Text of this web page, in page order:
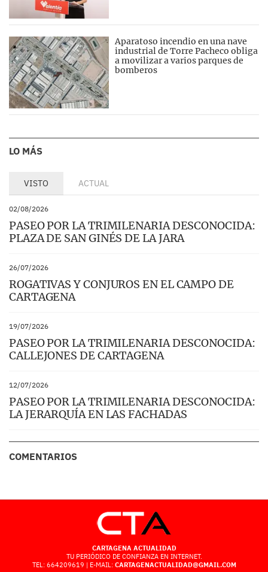
Aparatoso incendio en una nave
industrial de Torre Pacheco obliga
a movilizar a varios parques de
bomberos
LO MÁS
VISTO ACTUAL
02/08/2026
PASEO POR LA TRIMILENARIA DESCONOCIDA:
PLAZA DE SAN GINÉS DE LA JARA
26/07/2026
ROGATIVAS Y CONJUROS EN EL CAMPO DE
CARTAGENA
19/07/2026
PASEO POR LA TRIMILENARIA DESCONOCIDA:
CALLEJONES DE CARTAGENA
12/07/2026
PASEO POR LA TRIMILENARIA DESCONOCIDA:
LA JERARQUÍA EN LAS FACHADAS
COMENTARIOS
CARTAGENA ACTUALIDAD
TU PERIÓDICO DE CONFIANZA EN INTERNET.
TEL: 664209619 | E-MAIL: CARTAGENACTUALIDAD@GMAIL.COM